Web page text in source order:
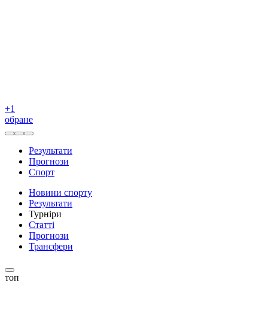
+1
обране
Результати
Прогнози
Спорт
Новини спорту
Результати
Турніри
Статті
Прогнози
Трансфери
топ